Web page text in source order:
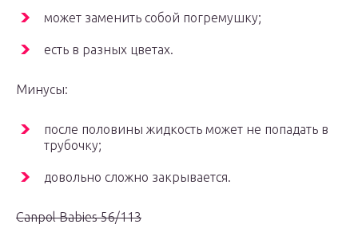
может заменить собой погремушку;
есть в разных цветах.
Минусы:
после половины жидкость может не попадать в
трубочку;
довольно сложно закрывается.
Canpol Babies 56/113